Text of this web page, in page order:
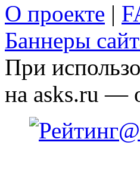
О проекте |
Баннеры
При
на asks.ru —